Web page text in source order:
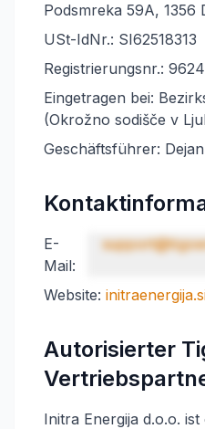
Podsmreka 59A, 1356
USt-IdNr.: SI62518313
Registrierungsnr.:
Eingetragen bei:
(Okrožno sodišče v
Geschäftsführer:
E-
Mail:
Website:
Autorisierter
Initra Energija d.o.o.